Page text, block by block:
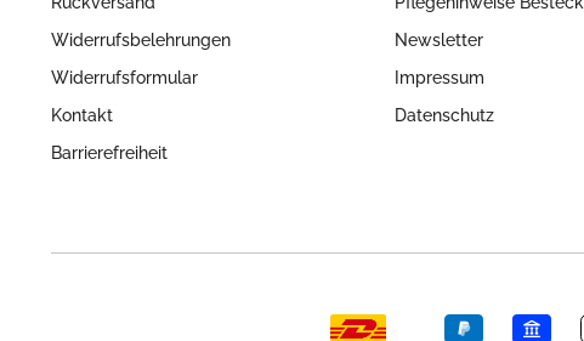
Widerrufsbelehrungen
Widerrufsformular
Kontakt
Barrierefreiheit
Newsletter
Impressum
Datenschutz